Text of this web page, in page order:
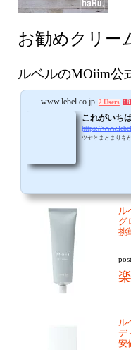
お勧めクリー
ルベルのMOiim公
www.lebel.co.jp 2 Users
これがいち
https://
ツヤとまとまりを
ル
グ
挑
ル
デ
安